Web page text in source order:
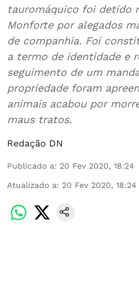
tauromáquico foi detido
Monforte por alegados
de companhia. Foi
a termo de identidade e
seguimento de um
propriedade foram
animais acabou por
maus tratos.
Redação DN
Publicado a: 20 Fev 2020, 18:24
Atualizado a: 20 Fev 2020, 18:24